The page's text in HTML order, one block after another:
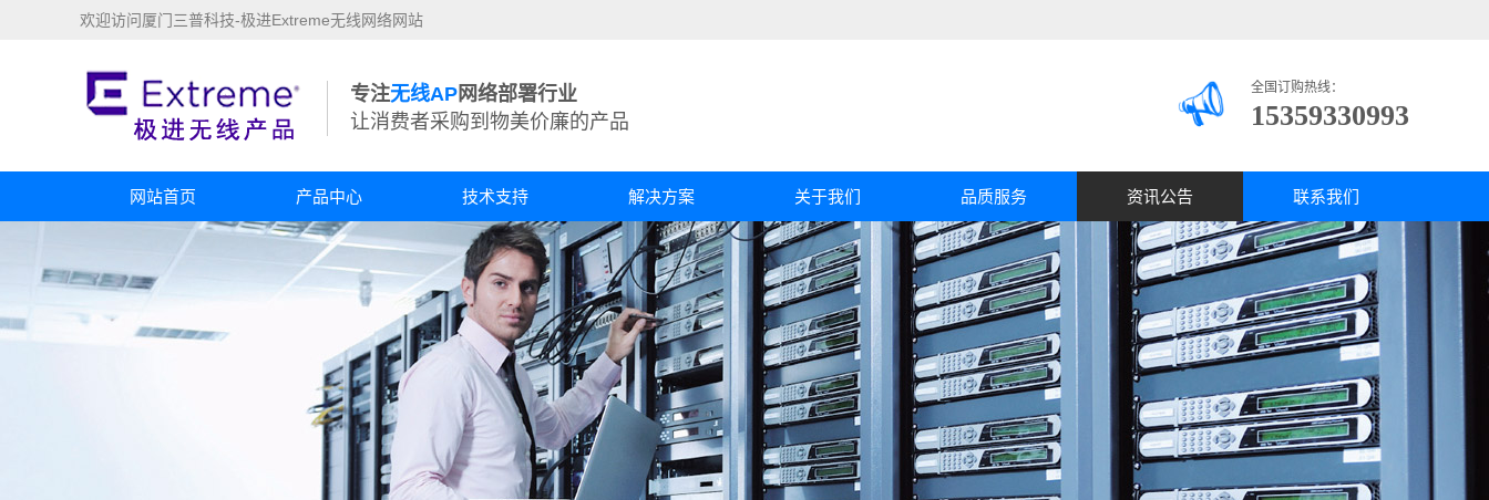
欢迎访问厦门三普科技-极进Extreme无线网络网站
专注无线AP网络部署行业
让消费者采购到物美价廉的产品
全国订购热线：
15359330993
网站首页 产品中心 技术支持 解决方案 关于我们 品质服务 资讯公告 联系我们